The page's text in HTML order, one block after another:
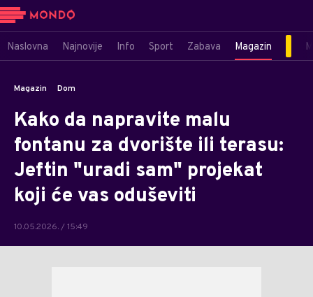
Naslovna Najnovije Info Sport Zabava Magazin
Magazin Dom
Kako da napravite malu
fontanu za dvorište ili terasu:
Jeftin "uradi sam" projekat
koji će vas oduševiti
10.05.2026. / 15:49